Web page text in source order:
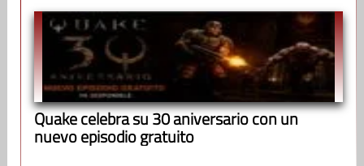
Quake celebra su 30 aniversario con un
nuevo episodio gratuito